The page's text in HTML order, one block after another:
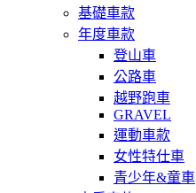
基礎車款
年度車款
登山車
公路車
越野跑車
GRAVEL
運動車款
女性特仕車
青少年&童車